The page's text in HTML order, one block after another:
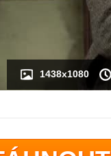
1438x1080